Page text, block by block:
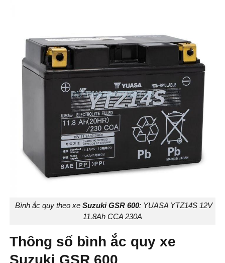
Bình ắc quy theo xe Suzuki GSR 600: YUASA YTZ14S 12V
11.8Ah CCA 230A
Thông số bình ắc quy xe
Suzuki GSR 600